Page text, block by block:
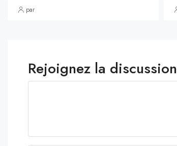
par
Rejoignez la discussion